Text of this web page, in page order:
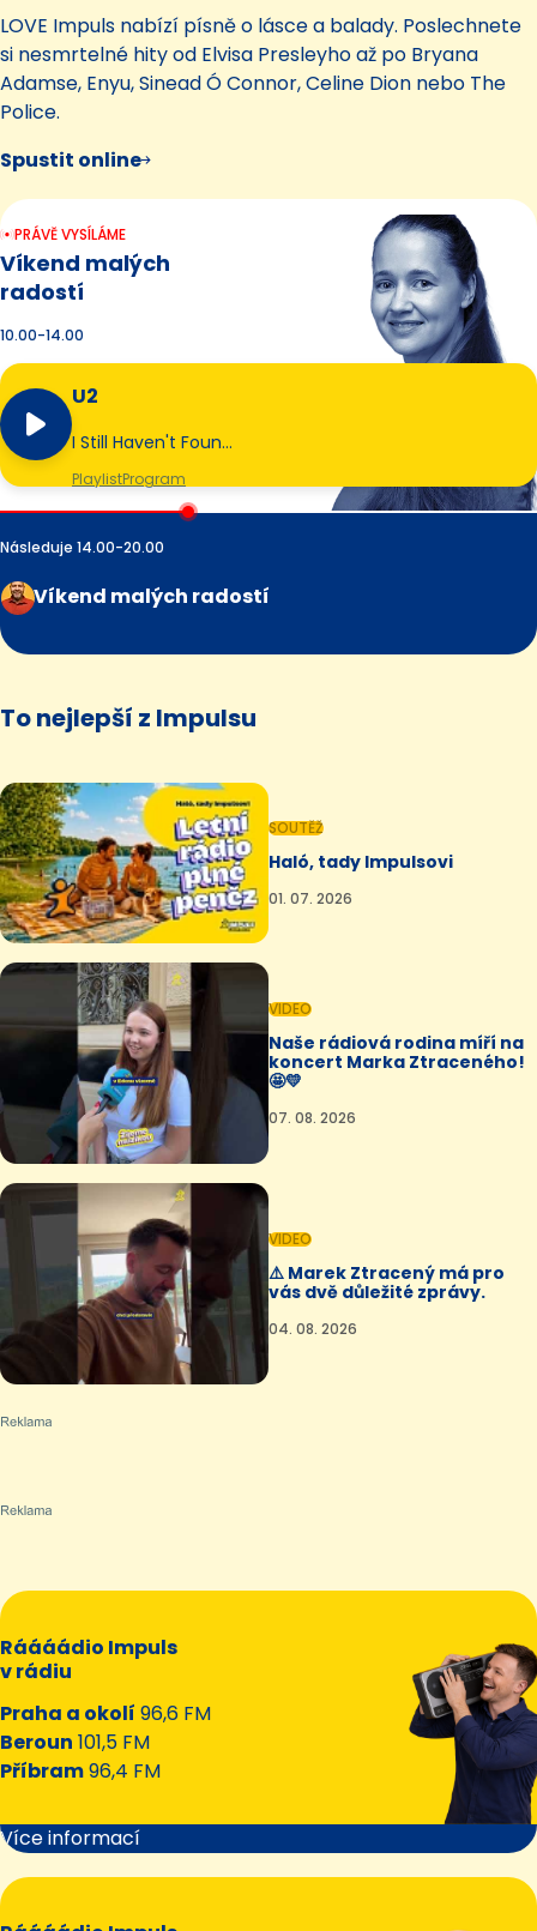
LOVE Impuls nabízí písně o lásce a balady. Poslechnete
si nesmrtelné hity od Elvisa Presleyho až po Bryana
Adamse, Enyu, Sinead Ó Connor, Celine Dion nebo The
Police.
Spustit online
PRÁVĚ VYSÍLÁME
Víkend malých
radostí
10.00-14.00
U2
I Still Haven't Foun…
PlaylistProgram
Následuje 14.00-20.00
Víkend malých radostí
To nejlepší z Impulsu
SOUTĚŽ
Haló, tady Impulsovi
01. 07. 2026
VIDEO
Naše rádiová rodina míří na
koncert Marka Ztraceného!
🤩💛
07. 08. 2026
VIDEO
⚠️ Marek Ztracený má pro
vás dvě důležité zprávy.
04. 08. 2026
Ráááádio Impuls
v rádiu
Praha a okolí 96,6 FM
Beroun 101,5 FM
Příbram96,4 FM
Více informací